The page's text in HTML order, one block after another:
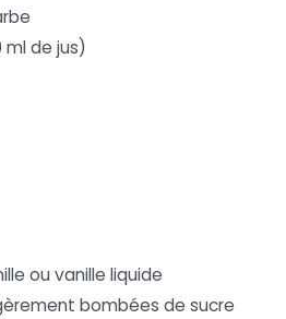
de jus)
ou vanille liquide
bombées de sucre